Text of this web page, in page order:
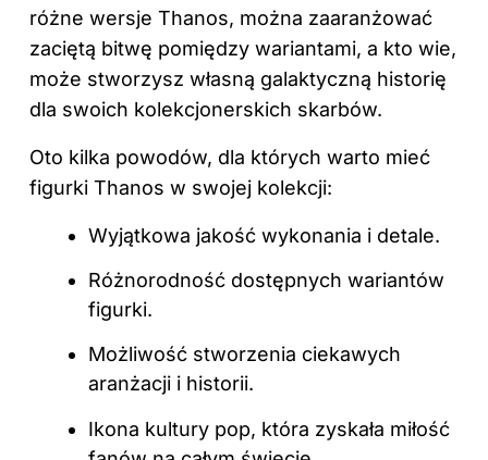
różne wersje Thanos, można zaaranżować
zaciętą bitwę pomiędzy wariantami, a kto wie,
może stworzysz własną galaktyczną historię
dla swoich kolekcjonerskich skarbów.
Oto kilka powodów, dla których warto mieć
figurki Thanos w swojej kolekcji:
Wyjątkowa jakość wykonania i detale.
Różnorodność dostępnych wariantów
figurki.
Możliwość stworzenia ciekawych
aranżacji i historii.
Ikona kultury pop, która zyskała miłość